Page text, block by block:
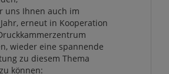
uns Ihnen auch im
erneut in Kooperation
wieder eine spannende
zu diesem Thema
können: